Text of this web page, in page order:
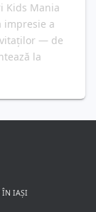
Kids Mania
impresie a
— de
la
ÎN IAȘI